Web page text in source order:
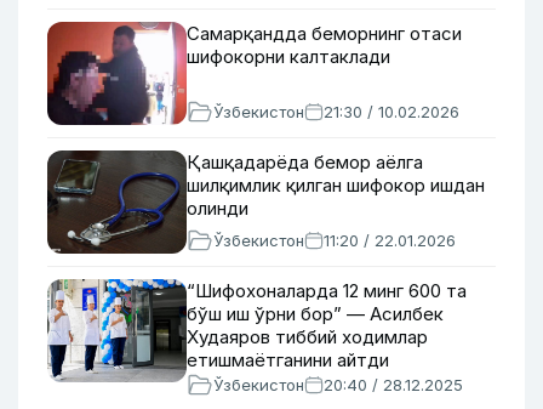
Самарқандда беморнинг отаси
шифокорни калтаклади
Ўзбекистон 21:30 / 10.02.2026
Қашқадарёда бемор аёлга
шилқимлик қилган шифокор ишдан
олинди
Ўзбекистон 11:20 / 22.01.2026
“Шифохоналарда 12 минг 600 та
бўш иш ўрни бор” — Асилбек
Худаяров тиббий ходимлар
етишмаётганини айтди
Ўзбекистон 20:40 / 28.12.2025